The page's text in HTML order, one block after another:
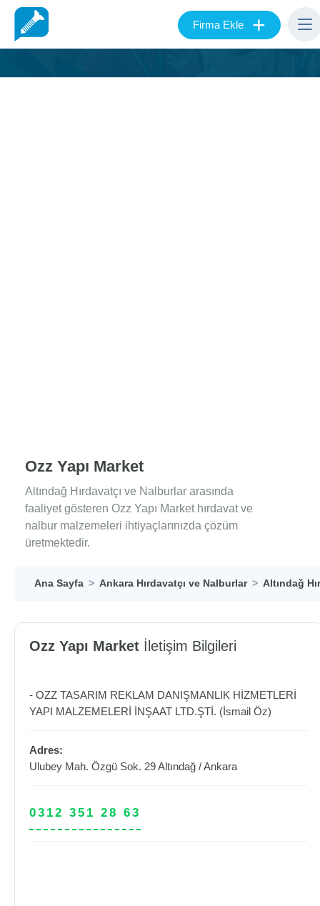
Firma Ekle +
Ozz Yapı Market
Altındağ Hırdavatçı ve Nalburlar arasında
faaliyet gösteren Ozz Yapı Market hırdavat ve
nalbur malzemeleri ihtiyaçlarınızda çözüm
üretmektedir.
Ana Sayfa Ankara Hırdavatçı ve Nalburlar Altındağ
Ozz Yapı Market İletişim Bilgileri
- OZZ TASARIM REKLAM DANIŞMANLIK HİZMETLERİ
YAPI MALZEMELERİ İNŞAAT LTD.ŞTİ. (İsmail Öz)
Adres:
Ulubey Mah. Özgü Sok. 29Altındağ /Ankara
0312 351 28 63